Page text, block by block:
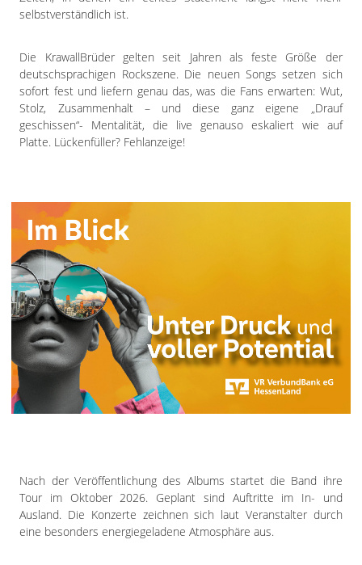
selbstverständlich ist.
Die KrawallBrüder gelten seit Jahren als feste Größe der
deutschsprachigen Rockszene. Die neuen Songs setzen sich
sofort fest und liefern genau das, was die Fans erwarten: Wut,
Stolz, Zusammenhalt – und diese ganz eigene „Drauf
geschissen“- Mentalität, die live genauso eskaliert wie auf
Platte. Lückenfüller? Fehlanzeige!
Nach der Veröffentlichung des Albums startet die Band ihre
Tour im Oktober 2026. Geplant sind Auftritte im In- und
Ausland. Die Konzerte zeichnen sich laut Veranstalter durch
eine besonders energiegeladene Atmosphäre aus.